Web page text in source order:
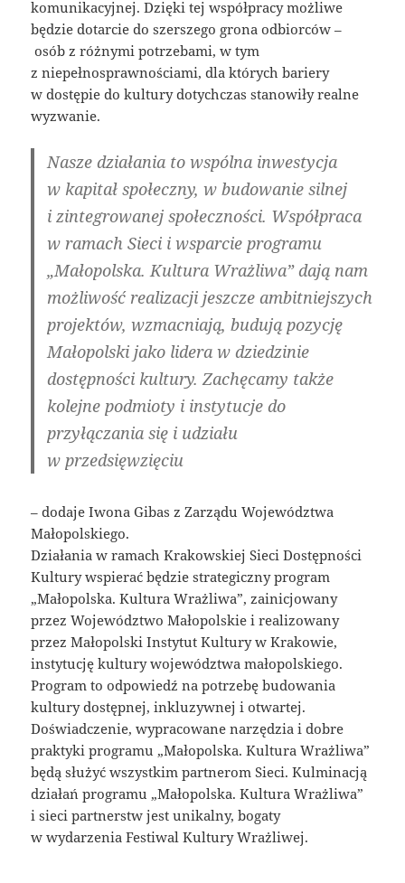
komunikacyjnej. Dzięki tej współpracy możliwe
będzie dotarcie do szerszego grona odbiorców –
osób z różnymi potrzebami, w tym
z niepełnosprawnościami, dla których bariery
w dostępie do kultury dotychczas stanowiły realne
wyzwanie.
Nasze działania to wspólna inwestycja
w kapitał społeczny, w budowanie silnej
i zintegrowanej społeczności. Współpraca
w ramach Sieci i wsparcie programu
„Małopolska. Kultura Wrażliwa” dają nam
możliwość realizacji jeszcze ambitniejszych
projektów, wzmacniają, budują pozycję
Małopolski jako lidera w dziedzinie
dostępności kultury. Zachęcamy także
kolejne podmioty i instytucje do
przyłączania się i udziału
w przedsięwzięciu
– dodaje Iwona Gibas z Zarządu Województwa
Małopolskiego.
Działania w ramach Krakowskiej Sieci Dostępności
Kultury wspierać będzie strategiczny program
„Małopolska. Kultura Wrażliwa”, zainicjowany
przez Województwo Małopolskie i realizowany
przez Małopolski Instytut Kultury w Krakowie,
instytucję kultury województwa małopolskiego.
Program to odpowiedź na potrzebę budowania
kultury dostępnej, inkluzywnej i otwartej.
Doświadczenie, wypracowane narzędzia i dobre
praktyki programu „Małopolska. Kultura Wrażliwa”
będą służyć wszystkim partnerom Sieci. Kulminacją
działań programu „Małopolska. Kultura Wrażliwa”
i sieci partnerstw jest unikalny, bogaty
w wydarzenia Festiwal Kultury Wrażliwej.